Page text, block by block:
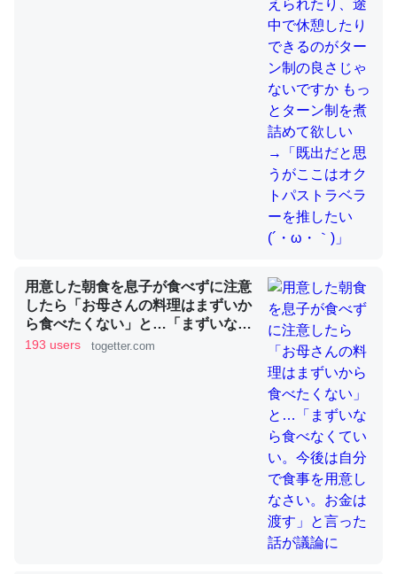
ウチもEchoを実家に置いて４年。でたまに覗いてる。ぼ
ちぼちRingも置こうかと画策中。あと、Googleマップで
位置情報を共有してる。電池残量や充電中かが分かるので
─たまにLINEするくらいだった遠方の父67歳と僕。ITツール導入で
コミュニケーションが劇的に変化した｜tayorini by LIFULL介護
ちょうど同じ理由でEcho Show 8を設定中でした。Prime
とかSpotifyを支払う孝行もできる。一生で親と会える残
り時間を日数にすると1週間とかの人が多いそうだけど、
それを実質100倍以上に伸ばす効果があるはず……
─たまにLINEするくらいだった遠方の父67歳と僕。ITツール導入で
コミュニケーションが劇的に変化した｜tayorini by LIFULL介護
私も3年前ぐらいに祖母の家に設置した。ポケットWifiみ
用意した朝食を息子が食べずに注意
したら「お母さんの料理はまずいか
ら食べたくない」と…「まずいなら
食べなくていい。今後は自分で食事
193 users togetter.com